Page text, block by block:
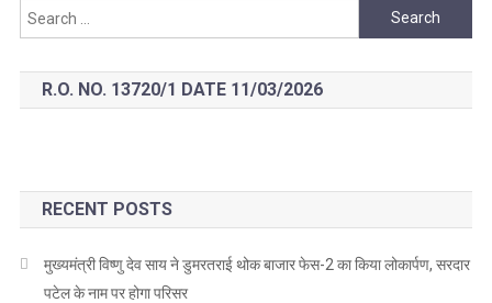
Search
for:
R.O. NO. 13720/1 DATE 11/03/2026
RECENT POSTS
मुख्यमंत्री विष्णु देव साय ने डुमरतराई थोक बाजार फेस-2 का किया लोकार्पण, सरदार
पटेल के नाम पर होगा परिसर